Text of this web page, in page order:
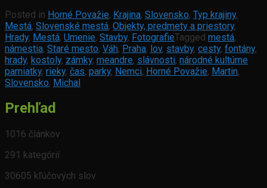
Posted in Horné Považie, Krajina, Slovensko, Typ krajiny,
Mestá, Slovenské mestá, Objekty, predmety a priestory,
Hrady, Mestá, Umenie, Stavby, FotografieTagged mestá,
námestia, Staré mesto, Váh, Praha, lov, stavby, cesty, fontány,
hrady, kostoly, zámky, meandre, slávnosti, národné kultúrne
pamiatky, rieky, čas, parky, Nemci, Horné Považie, Martin,
Slovensko, Michal
Prehľad
1016 článkov
291 kategórií
30605 kľúčových slov